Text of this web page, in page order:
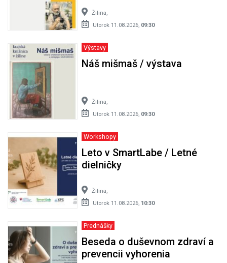
Žilina,
Utorok 11.08.2026, 09:30
Výstavy
Náš mišmaš / výstava
Žilina,
Utorok 11.08.2026, 09:30
Workshopy
Leto v SmartLabe / Letné
dielničky
Žilina,
Utorok 11.08.2026, 10:30
Prednášky
Beseda o duševnom zdraví a
prevencii vyhorenia